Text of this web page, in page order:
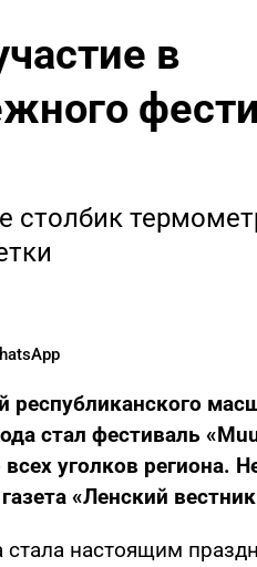
в
столбик
стал фестиваль
уголков региона.
«Ленский
стала настоящим